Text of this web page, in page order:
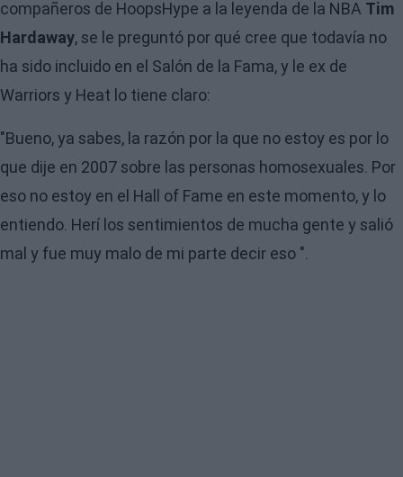
compañeros de HoopsHype a la leyenda de la NBA Tim
Hardaway, se le preguntó por qué cree que todavía no
ha sido incluido en el Salón de la Fama, y le ex de
Warriors y Heat lo tiene claro:
"Bueno, ya sabes, la razón por la que no estoy es por lo
que dije en 2007 sobre las personas homosexuales. Por
eso no estoy en el Hall of Fame en este momento, y lo
entiendo. Herí los sentimientos de mucha gente y salió
mal y fue muy malo de mi parte decir eso ".